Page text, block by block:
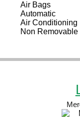
Air Bags
Automatic
Air Conditioning
Non Removable